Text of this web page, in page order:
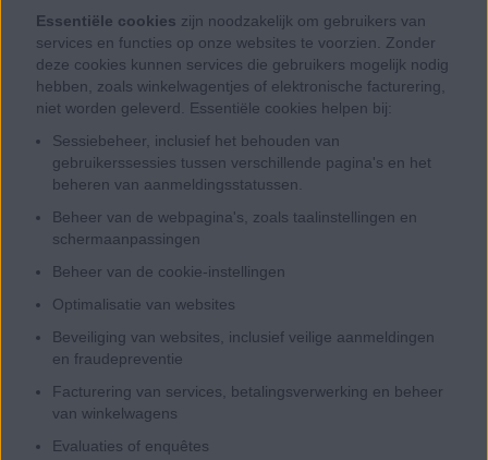
Essentiële cookies zijn noodzakelijk om gebruikers van
services en functies op onze websites te voorzien. Zonder
deze cookies kunnen services die gebruikers mogelijk nodig
hebben, zoals winkelwagentjes of elektronische facturering,
niet worden geleverd. Essentiële cookies helpen bij:
Sessiebeheer, inclusief het behouden van
gebruikerssessies tussen verschillende pagina's en het
beheren van aanmeldingsstatussen.
Beheer van de webpagina's, zoals taalinstellingen en
schermaanpassingen
Beheer van de cookie-instellingen
Optimalisatie van websites
Beveiliging van websites, inclusief veilige aanmeldingen
en fraudepreventie
Facturering van services, betalingsverwerking en beheer
van winkelwagens
Evaluaties of enquêtes